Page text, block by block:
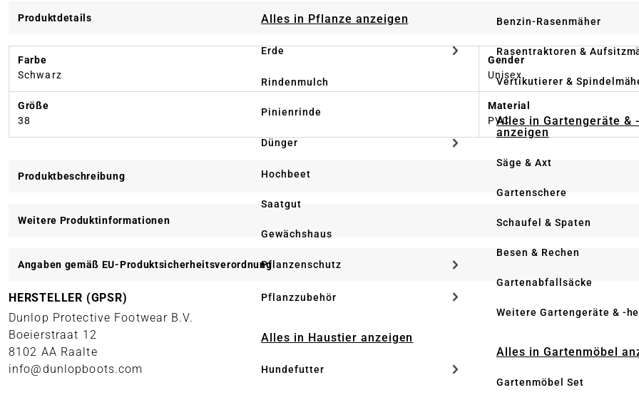
Alles in Pflanze anzeigen
Erde
Rindenmulch
Pinienrinde
Dünger
Hochbeet
Saatgut
Gewächshaus
Pflanzenschutz
Pflanzzubehör
Alles in Haustier anzeigen
Hundefutter
Benzin-Rasenmäher
Rasentraktoren &
Vertikutierer &
Alles in Gartengeräte &
anzeigen
Säge & Axt
Gartenschere
Schaufel & Spaten
Besen & Rechen
Gartenabfallsäcke
Weitere Gartengeräte & -
Alles in Gartenmöbel
Gartenmöbel Set
Produktdetails
Farbe
Schwarz
Gender
Unisex
Größe
38
Material
PVC
Produktbeschreibung
Weitere Produktinformationen
Angaben gemäß EU-Produktsicherheitsverordnung
HERSTELLER (GPSR)
Dunlop Protective Footwear B.V.
Boeierstraat 12
8102 AA Raalte
info@dunlopboots.com